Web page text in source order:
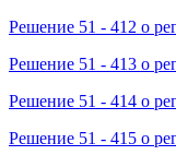
Решение 51 - 412 о
Решение 51 - 413 о
Решение 51 - 414 о
Решение 51 - 415 о